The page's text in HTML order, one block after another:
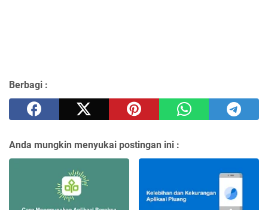
Berbagi :
Anda mungkin menyukai postingan ini :